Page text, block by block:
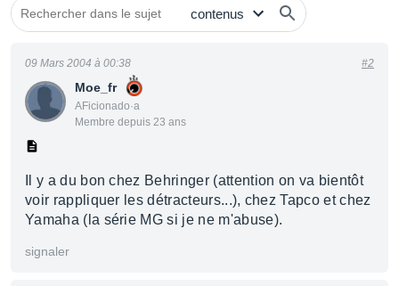
Moe_fr
AFicionado·a
Membre depuis 23 ans
09 Mars 2004 à 00:38 #2
Il y a du bon chez Behringer (attention on va bientôt
voir rappliquer les détracteurs...), chez Tapco et chez
Yamaha (la série MG si je ne m'abuse).
signaler